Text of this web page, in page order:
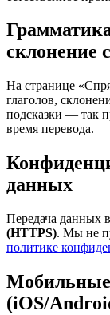
склонение
На странице
глаголов,
подсказки — так
время перевода.
данных
Передача данных
(HTTPS). Мы не
политике
Мобильные
(iOS/